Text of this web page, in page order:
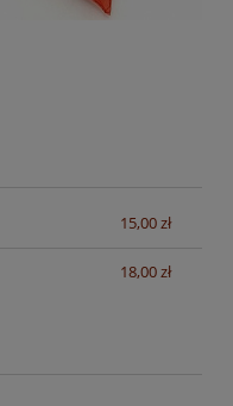
płatności
15,00 zł
18,00 zł